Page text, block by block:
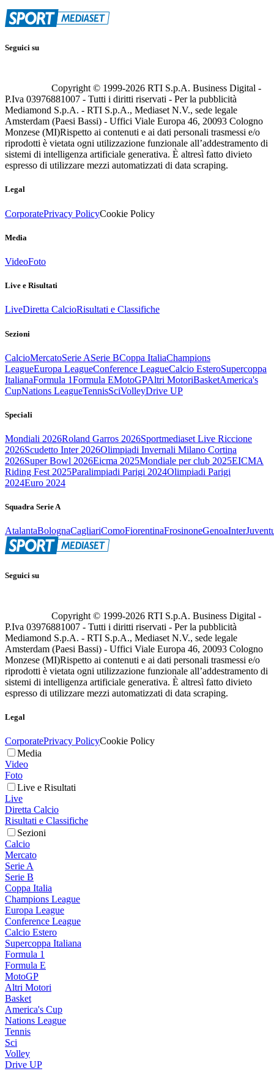
Seguici su
Copyright © 1999-2026 RTI S.p.A. Business Digital -
P.Iva 03976881007 - Tutti i diritti riservati - Per la pubblicità
Mediamond S.p.A. - RTI S.p.A., Mediaset N.V., sede legale
Amsterdam (Paesi Bassi) - Uffici Viale Europa 46, 20093 Cologno
Monzese (MI)Rispetto ai contenuti e ai dati personali trasmessi e/o
riprodotti è vietata ogni utilizzazione funzionale all’addestramento di
sistemi di intelligenza artificiale generativa. È altresì fatto divieto
espresso di utilizzare mezzi automatizzati di data scraping.
Legal
CorporatePrivacy PolicyCookie Policy
Media
VideoFoto
Live e Risultati
LiveDiretta CalcioRisultati e Classifiche
Sezioni
CalcioMercatoSerie ASerie BCoppa ItaliaChampions
LeagueEuropa LeagueConference LeagueCalcio EsteroSupercoppa
ItalianaFormula 1Formula EMotoGPAltri MotoriBasketAmerica's
CupNations LeagueTennisSciVolleyDrive UP
Speciali
Mondiali 2026Roland Garros 2026Sportmediaset Live Riccione
2026Scudetto Inter 2026Olimpiadi Invernali Milano Cortina
2026Super Bowl 2026Eicma 2025Mondiale per club 2025EICMA
Riding Fest 2025Paralimpiadi Parigi 2024Olimpiadi Parigi
2024Euro 2024
Squadra Serie A
AtalantaBolognaCagliariComoFiorentinaFrosinoneGenoaInter
Seguici su
Copyright © 1999-2026 RTI S.p.A. Business Digital -
P.Iva 03976881007 - Tutti i diritti riservati - Per la pubblicità
Mediamond S.p.A. - RTI S.p.A., Mediaset N.V., sede legale
Amsterdam (Paesi Bassi) - Uffici Viale Europa 46, 20093 Cologno
Monzese (MI)Rispetto ai contenuti e ai dati personali trasmessi e/o
riprodotti è vietata ogni utilizzazione funzionale all’addestramento di
sistemi di intelligenza artificiale generativa. È altresì fatto divieto
espresso di utilizzare mezzi automatizzati di data scraping.
Legal
CorporatePrivacy PolicyCookie Policy
Media
Video
Foto
Live e Risultati
Live
Diretta Calcio
Risultati e Classifiche
Sezioni
Calcio
Mercato
Serie A
Serie B
Coppa Italia
Champions League
Europa League
Conference League
Calcio Estero
Supercoppa Italiana
Formula 1
Formula E
MotoGP
Altri Motori
Basket
America's Cup
Nations League
Tennis
Sci
Volley
Drive UP